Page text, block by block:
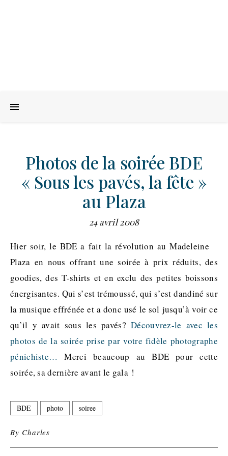
Photos de la soirée BDE
« Sous les pavés, la fête »
au Plaza
24 avril 2008
Hier soir, le BDE a fait la révolution au Madeleine
Plaza en nous offrant une soirée à prix réduits, des
goodies, des T-shirts et en exclu des petites boissons
énergisantes. Qui s’est trémoussé, qui s’est dandiné sur
la musique effrénée et a donc usé le sol jusqu’à voir ce
qu’il y avait sous les pavés?Découvrez-le avec les
photos de la soirée prise par votre fidèle photographe
pénichiste…
Merci beaucoup au BDE pour cette
soirée, sa dernière avant le gala !
BDE photo soiree
By Charles